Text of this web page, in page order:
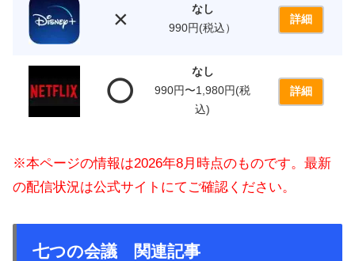
×
なし
990円(税込）
詳細
⭕️
なし
990円〜1,980円(税
込)
詳細
※本ページの情報は2026年8月時点のものです。最新
の配信状況は公式サイトにてご確認ください。
七つの会議 関連記事